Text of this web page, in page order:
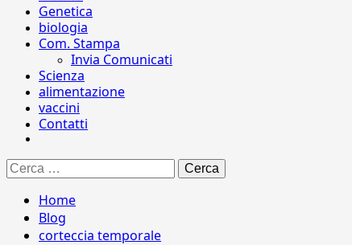
Genetica
biologia
Com. Stampa
Invia Comunicati
Scienza
alimentazione
vaccini
Contatti
Ricerca
per:
Home
Blog
corteccia temporale